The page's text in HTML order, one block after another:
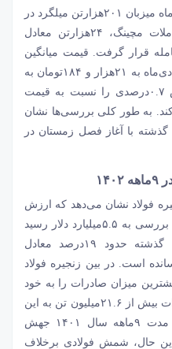
بورس‌کالا در روز چهارشنبه ۱۳ دی‌ماه میزبان ۲۰۱هزارتن میلگرد در
بورس‌کالا بود که با احتساب معاملات مچینگ، ۲۴هزارتن معادل
قرار گرفت. قیمت میانگین
موزون میلگرد در معاملات روز ۱۳دی‌ماه به ۲۱‌هزار و ۱۸۴تومان به
ازای هر کیلوگرم رسید که کاهش ۰.۷درصدی را نسبت به قیمت
به طور کلی بررسی‌‌‌ها نشان
با آغاز فصل زمستان در
فولاد نشان می‌دهد که ارزش
صادرات این زنجیره در مدت مورد بررسی به ۵.۵میلیارد دلار رسید
که نسبت به مدت مشابه سال گذشته حدود ۱۹‌درصد معادل
است. در بین زنجیره فولاد
میزان صادرات را به خود
اختصاص دادند، به طوری که صادرات بیش از ۲۱.۶میلیون تن به این
محصول تعلق دارد که نسبت به مدت ۹ماهه سال ۱۴۰۱ جهش
حال، شمش فولادی برخلاف